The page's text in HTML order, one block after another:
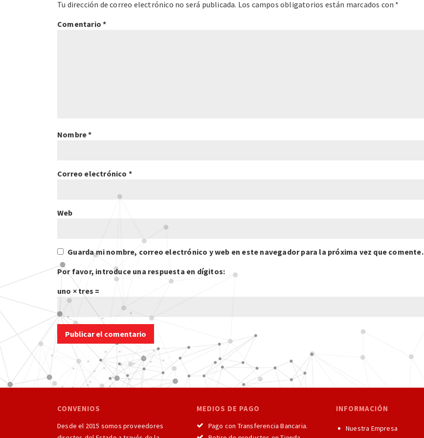
Tu dirección de correo electrónico no será publicada. Los campos obligatorios están marcados con *
Comentario*
Nombre*
Correo electrónico *
Web
Guarda mi nombre, correo electrónico y web en este navegador para la próxima vez que comente.
Por favor, introduce una respuesta en dígitos:
uno × tres =
CONVENIOS
Desde el 2015 somos proveedores
MEDIOS DE PAGO
Pago con Transferencia Bancaria.
INFORMACIÓN
Nuestra Empresa